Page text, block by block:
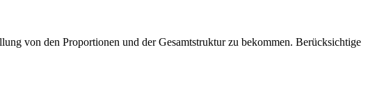
von den Proportionen und der Gesamtstruktur zu bekommen. Berücksichtige